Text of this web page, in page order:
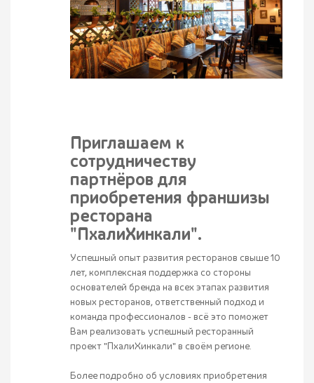
Приглашаем к
сотрудничеству
партнёров для
приобретения франшизы
ресторана
"ПхалиХинкали".
Успешный опыт развития ресторанов свыше 10
лет, комплексная поддержка со стороны
основателей бренда на всех этапах развития
новых ресторанов, ответственный подход и
команда профессионалов - всё это поможет
Вам реализовать успешный ресторанный
проект "ПхалиХинкали" в своём регионе.
Более подробно об условиях приобретения